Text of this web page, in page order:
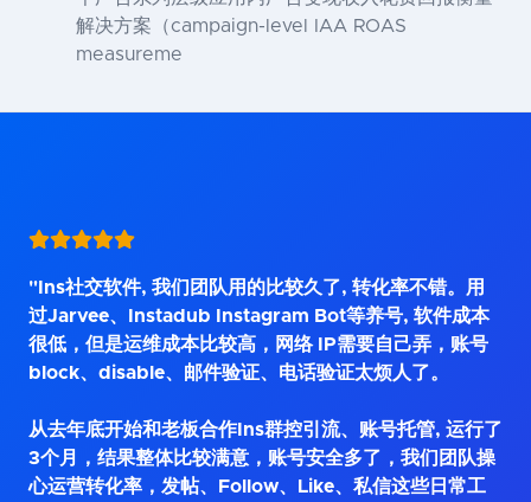
解决方案（campaign-level IAA ROAS
measureme
"Ins社交软件, 我们团队用的比较久了, 转化率不错。用
过Jarvee、Instadub Instagram Bot等养号, 软件成本
很低，但是运维成本比较高，网络 IP需要自己弄，账号
block、disable、邮件验证、电话验证太烦人了。
从去年底开始和老板合作Ins群控引流、账号托管, 运行了
3个月，结果整体比较满意，账号安全多了，我们团队操
心运营转化率，发帖、Follow、Like、私信这些日常工